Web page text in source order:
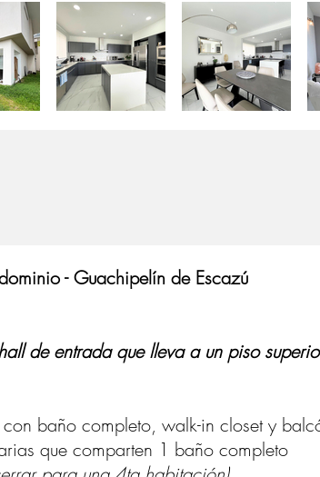
- Guachipelín de Escazú
de entrada que lleva a un piso
baño completo, walk-in closet y
que comparten 1 baño completo